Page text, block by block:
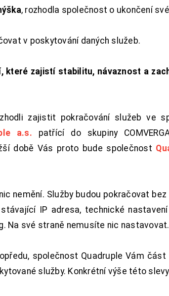
, rozhodla společnost o ukončení
v poskytování daných služeb.
které zajistí stabilitu, návaznost a
zajistit pokračování služeb ve
a.s. patřící do skupiny
době Vás proto bude společnost
nemění. Služby budou pokračovat
IP adresa, technické
Na své straně nemusíte nic nastavovat.
společnost Quadruple Vám část
služby. Konkrétní výše této